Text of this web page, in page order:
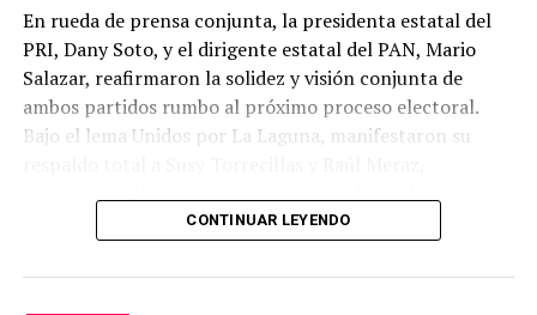
En rueda de prensa conjunta, la presidenta estatal del
PRI, Dany Soto, y el dirigente estatal del PAN, Mario
Salazar, reafirmaron la solidez y visión conjunta de
ambos partidos rumbo al próximo proceso electoral.
Bajo el lema Unidos por La Laguna, manifestaron su
Gómez Palacio, respectivamente, a quienes describieron
arraigo en sus comunidades.
CONTINUAR LEYENDO